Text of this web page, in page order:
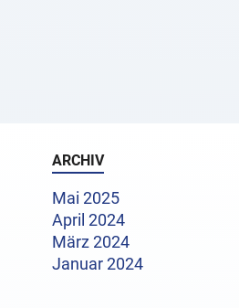
ARCHIV
Mai 2025
April 2024
März 2024
Januar 2024